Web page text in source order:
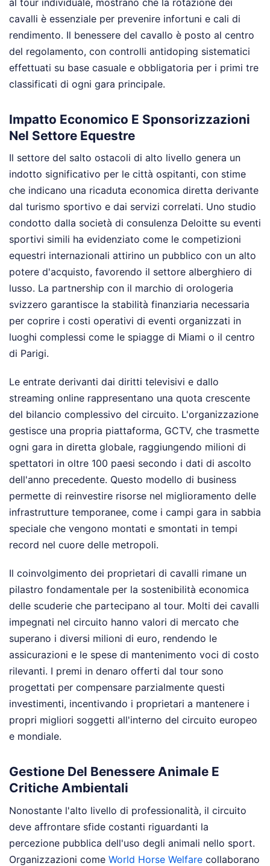
cavalli è essenziale per prevenire infortuni e cali di
rendimento. Il benessere del cavallo è posto al centro
del regolamento, con controlli antidoping sistematici
effettuati su base casuale e obbligatoria per i primi tre
classificati di ogni gara principale.
Impatto Economico E Sponsorizzazioni
Nel Settore Equestre
Il settore del salto ostacoli di alto livello genera un
indotto significativo per le città ospitanti, con stime
che indicano una ricaduta economica diretta derivante
dal turismo sportivo e dai servizi correlati. Uno studio
condotto dalla società di consulenza Deloitte su eventi
sportivi simili ha evidenziato come le competizioni
equestri internazionali attirino un pubblico con un alto
potere d'acquisto, favorendo il settore alberghiero di
lusso. La partnership con il marchio di orologeria
svizzero garantisce la stabilità finanziaria necessaria
per coprire i costi operativi di eventi organizzati in
luoghi complessi come le spiagge di Miami o il centro
di Parigi.
Le entrate derivanti dai diritti televisivi e dallo
streaming online rappresentano una quota crescente
del bilancio complessivo del circuito. L'organizzazione
gestisce una propria piattaforma, GCTV, che trasmette
ogni gara in diretta globale, raggiungendo milioni di
spettatori in oltre 100 paesi secondo i dati di ascolto
dell'anno precedente. Questo modello di business
permette di reinvestire risorse nel miglioramento delle
infrastrutture temporanee, come i campi gara in sabbia
speciale che vengono montati e smontati in tempi
record nel cuore delle metropoli.
Il coinvolgimento dei proprietari di cavalli rimane un
pilastro fondamentale per la sostenibilità economica
delle scuderie che partecipano al tour. Molti dei cavalli
impegnati nel circuito hanno valori di mercato che
superano i diversi milioni di euro, rendendo le
assicurazioni e le spese di mantenimento voci di costo
rilevanti. I premi in denaro offerti dal tour sono
progettati per compensare parzialmente questi
investimenti, incentivando i proprietari a mantenere i
propri migliori soggetti all'interno del circuito europeo
e mondiale.
Gestione Del Benessere Animale E
Critiche Ambientali
Nonostante l'alto livello di professionalità, il circuito
deve affrontare sfide costanti riguardanti la
percezione pubblica dell'uso degli animali nello sport.
Organizzazioni come World Horse Welfare collaborano